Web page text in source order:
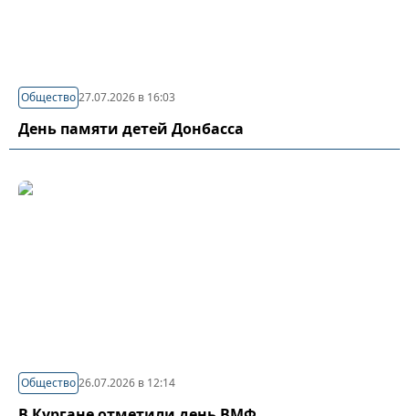
Общество27.07.2026 в 16:03
День памяти детей Донбасса
Общество26.07.2026 в 12:14